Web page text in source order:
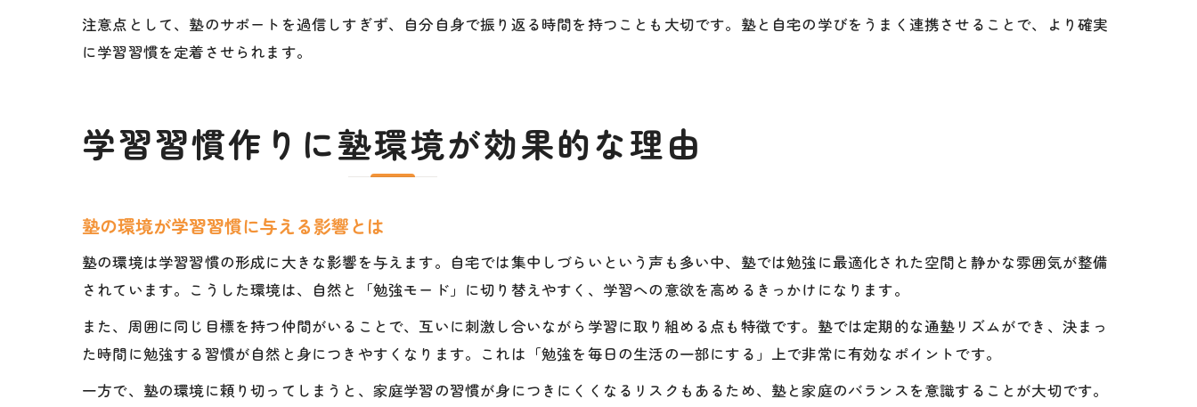
注意点として、塾のサポートを過信しすぎず、自分自身で振り返る時間を持つことも大切です。塾と自宅の学びをうまく連携させることで、より確実
に学習習慣を定着させられます。
学習習慣作りに塾環境が効果的な理由
塾の環境が学習習慣に与える影響とは
塾の環境は学習習慣の形成に大きな影響を与えます。自宅では集中しづらいという声も多い中、塾では勉強に最適化された空間と静かな雰囲気が整備
されています。こうした環境は、自然と「勉強モード」に切り替えやすく、学習への意欲を高めるきっかけになります。
また、周囲に同じ目標を持つ仲間がいることで、互いに刺激し合いながら学習に取り組める点も特徴です。塾では定期的な通塾リズムができ、決まっ
た時間に勉強する習慣が自然と身につきやすくなります。これは「勉強を毎日の生活の一部にする」上で非常に有効なポイントです。
一方で、塾の環境に頼り切ってしまうと、家庭学習の習慣が身につきにくくなるリスクもあるため、塾と家庭のバランスを意識することが大切です。